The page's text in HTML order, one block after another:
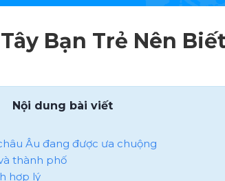
Bạn Trẻ Nên
Nội dung bài viết
Âu đang được ưa chuộng
thành phố
hợp lý